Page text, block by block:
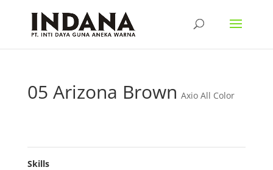
05 Arizona Brown Axio All Color
Skills